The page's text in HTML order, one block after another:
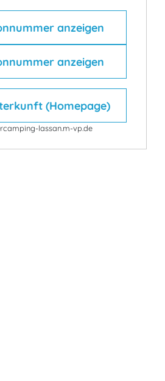
anzeigen
anzeigen
(Homepage)
lassan.m-vp.de